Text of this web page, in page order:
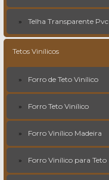
Telha Transparente Pvc
Tetos Vinílicos
Forro de Teto Vinílico
Forro Teto Vinílico
Forro Vinílico Madeira
Forro Vinílico para Teto